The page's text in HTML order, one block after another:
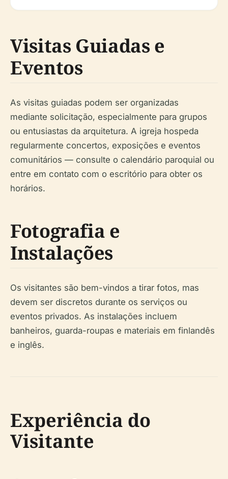
Visitas Guiadas e
Eventos
As visitas guiadas podem ser organizadas
mediante solicitação, especialmente para grupos
ou entusiastas da arquitetura. A igreja hospeda
regularmente concertos, exposições e eventos
comunitários — consulte o calendário paroquial ou
entre em contato com o escritório para obter os
horários.
Fotografia e
Instalações
Os visitantes são bem-vindos a tirar fotos, mas
devem ser discretos durante os serviços ou
eventos privados. As instalações incluem
banheiros, guarda-roupas e materiais em finlandês
e inglês.
Experiência do
Visitante